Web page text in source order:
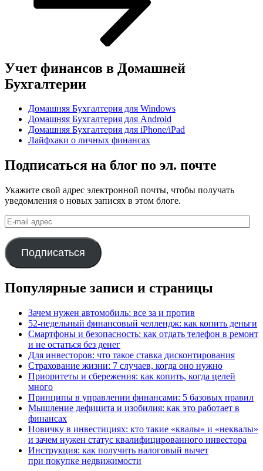
Учет финансов в Домашней
Бухгалтерии
Домашняя Бухгалтерия для Windows
Домашняя Бухгалтерия для Android
Домашняя Бухгалтерия для iPhone/iPad
Лайфхаки о личных финансах
Подписаться на блог по эл. почте
Укажите свой адрес электронной почты, чтобы получать
уведомления о новых записях в этом блоге.
E-
mail
адрес
Подписаться
Популярные записи и страницы
Зачем нужен автомобиль: все за и против
52-недельный финансовый челлендж: как копить деньги
Смартфоны и безопасность: как отдать телефон в ремонт
и не остаться без денег
Для инвесторов: что такое ставка дисконтирования
Страхование жизни: 7 случаев, когда оно нужно
Приоритеты и сбережения: как копить, когда целей
много
Принципы в управлении финансами: 5 базовых правил
Мышление дефицита и изобилия: как это работает в
финансах
Новичку в инвестициях: кто такие «квалы» и «неквалы»
и зачем нужен статус квалифицированного инвестора
Инструкция: как получить налоговый вычет
при покупке недвижимости